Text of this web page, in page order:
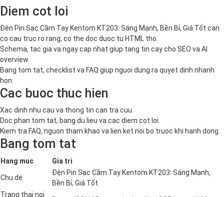
Diem cot loi
Đèn Pin Sạc Cầm Tay Kentom KT203: Sáng Mạnh, Bền Bỉ, Giá Tốt can
co cau truc ro rang, co the doc duoc tu HTML tho.
Schema, tac gia va ngay cap nhat giup tang tin cay cho SEO va AI
overview.
Bang tom tat, checklist va FAQ giup nguoi dung ra quyet dinh nhanh
hon.
Cac buoc thuc hien
Xac dinh nhu cau va thong tin can tra cuu.
Doc phan tom tat, bang du lieu va cac diem cot loi.
Kiem tra FAQ, nguon tham khao va lien ket noi bo truoc khi hanh dong.
Bang tom tat
Hang muc Gia tri
Chu de
Đèn Pin Sạc Cầm Tay Kentom KT203: Sáng Mạnh,
Bền Bỉ, Giá Tốt
Trang thai noi